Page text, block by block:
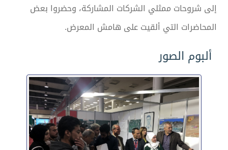
إلى شروحات ممثلي الشركات المشاركة، وحضروا بعض
المحاضرات التي ألقيت على هامش المعرض.
ألبوم الصور